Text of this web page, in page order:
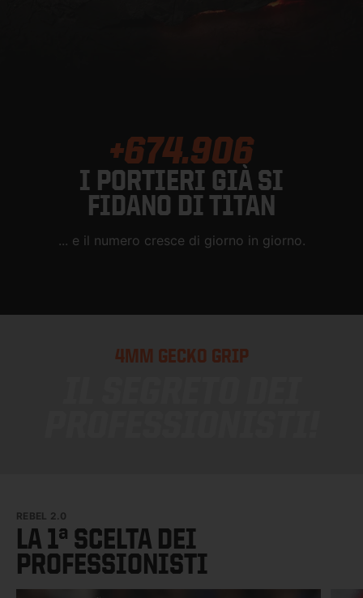
+674.906
I PORTIERI GIÀ SI
FIDANO DI T1TAN
... e il numero cresce di giorno in giorno.
4MM GECKO GRIP
REBEL 2.0
LA 1ª SCELTA DEI
PROFESSIONISTI